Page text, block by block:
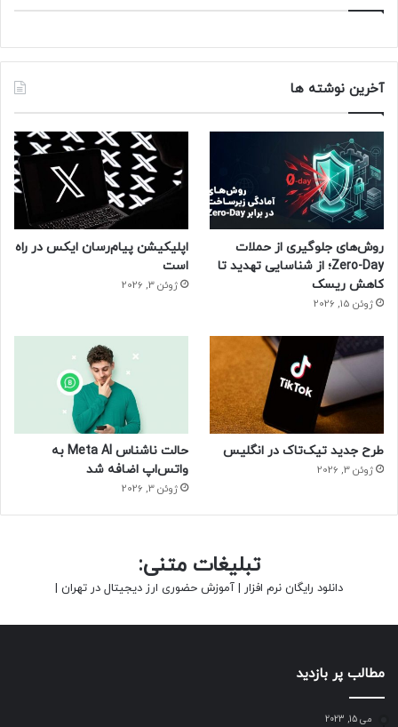
آخرین نوشته ها
روش‌های جلوگیری از حملات
Zero-Day؛ از شناسایی تهدید تا
کاهش ریسک
ژوئن 15, 2026
اپلیکیشن پیام‌رسان ایکس در راه
است
ژوئن 3, 2026
طرح جدید تیک‌تاک در انگلیس
ژوئن 3, 2026
حالت ناشناس Meta AI به
واتس‌اپ اضافه شد
ژوئن 3, 2026
تبلیغات متنی:
دانلود رایگان نرم افزار | آموزش حضوری ارز دیجیتال در تهران |
مطالب پر بازدید
می 15, 2023